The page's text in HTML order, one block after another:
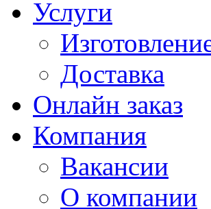
Услуги
Доставка
Онлайн заказ
Компания
Вакансии
О компании